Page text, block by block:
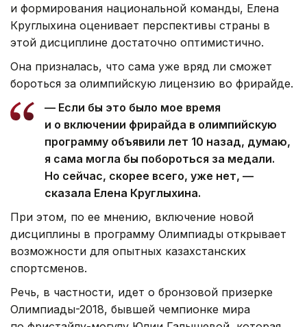
и формирования национальной команды, Елена
Круглыхина оценивает перспективы страны в
этой дисциплине достаточно оптимистично.
Она призналась, что сама уже вряд ли сможет
бороться за олимпийскую лицензию во фрирайде.
— Если бы это было мое время
и о включении фрирайда в олимпийскую
программу объявили лет 10 назад, думаю,
я сама могла бы побороться за медали.
Но сейчас, скорее всего, уже нет, —
сказала Елена Круглыхина.
При этом, по ее мнению, включение новой
дисциплины в программу Олимпиады открывает
возможности для опытных казахстанских
спортсменов.
Речь, в частности, идет о бронзовой призерке
Олимпиады-2018, бывшей чемпионке мира